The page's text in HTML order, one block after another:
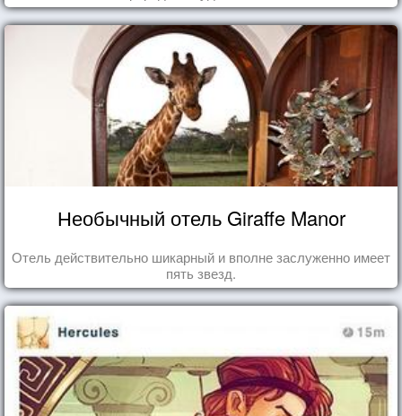
Необычный отель Giraffe Manor
Отель действительно шикарный и вполне заслуженно имеет
пять звезд.